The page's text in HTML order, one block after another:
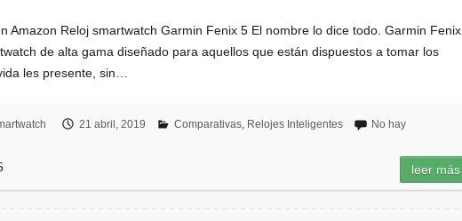
Amazon Reloj smartwatch Garmin Fenix 5 El nombre lo dice todo. Garmin Fenix
de alta gama diseñado para aquellos que están dispuestos a tomar los
les presente, sin…
21 abril, 2019 Comparativas, Relojes Inteligentes
No hay
leer más